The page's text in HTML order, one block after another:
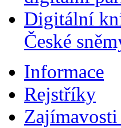
Digitální
České
Informace
Rejstříky